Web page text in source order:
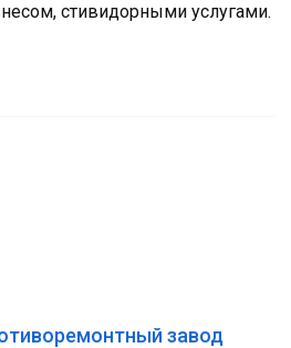
стивидорными услугами.
завод